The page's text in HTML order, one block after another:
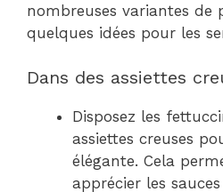
nombreuses variantes de
quelques idées pour les
Dans des assiettes
Disposez les
assiettes creuses
élégante. Cela
apprécier les